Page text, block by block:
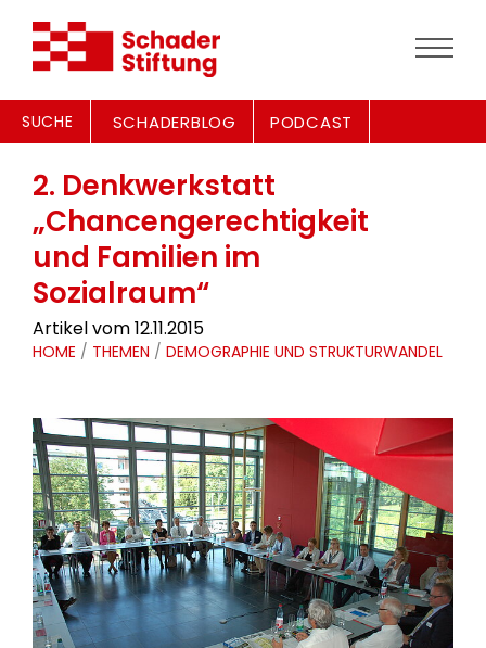
SUCHE SCHADERBLOG PODCAST
2. Denkwerkstatt
„Chancengerechtigkeit
und Familien im
Sozialraum“
Artikel vom 12.11.2015
HOME / THEMEN / DEMOGRAPHIE UND STRUKTURWANDEL